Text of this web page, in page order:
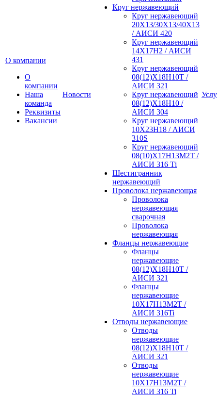
О компании
О
компании
Наша
команда
Реквизиты
Вакансии
Новости
Круг нержавеющий
Круг нержавеющий
20Х13/30Х13/40Х13
/ АИСИ 420
Круг нержавеющий
14Х17Н2 / АИСИ
431
Круг нержавеющий
08(12)Х18Н10Т /
АИСИ 321
Круг нержавеющий
08(12)Х18Н10 /
АИСИ 304
Круг нержавеющий
10Х23Н18 / АИСИ
310S
Круг нержавеющий
08(10)Х17Н13М2Т /
АИСИ 316 Тi
Шестигранник
нержавеющий
Проволока нержавеющая
Проволока
нержавеющая
сварочная
Проволока
нержавеющая
Фланцы нержавеющие
Фланцы
нержавеющие
08(12)Х18Н10Т /
АИСИ 321
Фланцы
нержавеющие
10Х17Н13М2Т /
АИСИ 316Ti
Отводы нержавеющие
Отводы
нержавеющие
08(12)Х18Н10Т /
АИСИ 321
Отводы
нержавеющие
10Х17Н13М2Т /
АИСИ 316 Ti